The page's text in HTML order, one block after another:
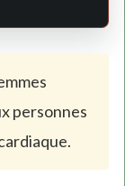
personnes